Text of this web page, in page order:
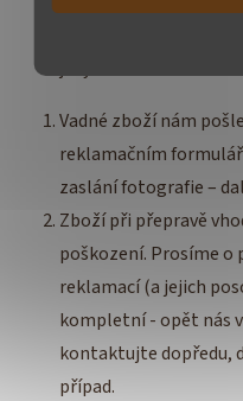
jak si přejete
Vadné zboží nám
reklamačním
zaslání fotografie –
Zboží při přepravě
poškození. Prosíme o
reklamací (a jejich
kompletní - opět nás
kontaktujte dopředu,
případ.